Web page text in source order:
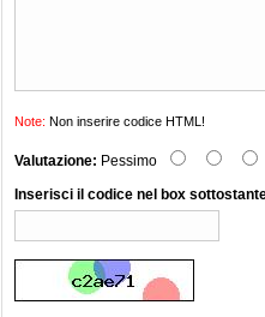
Note: Non inserire codice HTML!
Valutazione: Pessimo
Inserisci il codice nel box